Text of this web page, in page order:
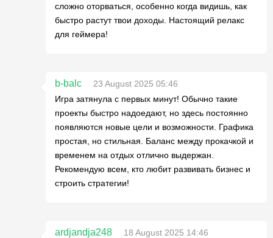
сложно оторваться, особенно когда видишь, как
быстро растут твои доходы. Настоящий релакс
для геймера!
b-balc
23 August 2025 05:46
Игра затянула с первых минут! Обычно такие
проекты быстро надоедают, но здесь постоянно
появляются новые цели и возможности. Графика
простая, но стильная. Баланс между прокачкой и
временем на отдых отлично выдержан.
Рекомендую всем, кто любит развивать бизнес и
строить стратегии!
ardjandja248
18 August 2025 14:46